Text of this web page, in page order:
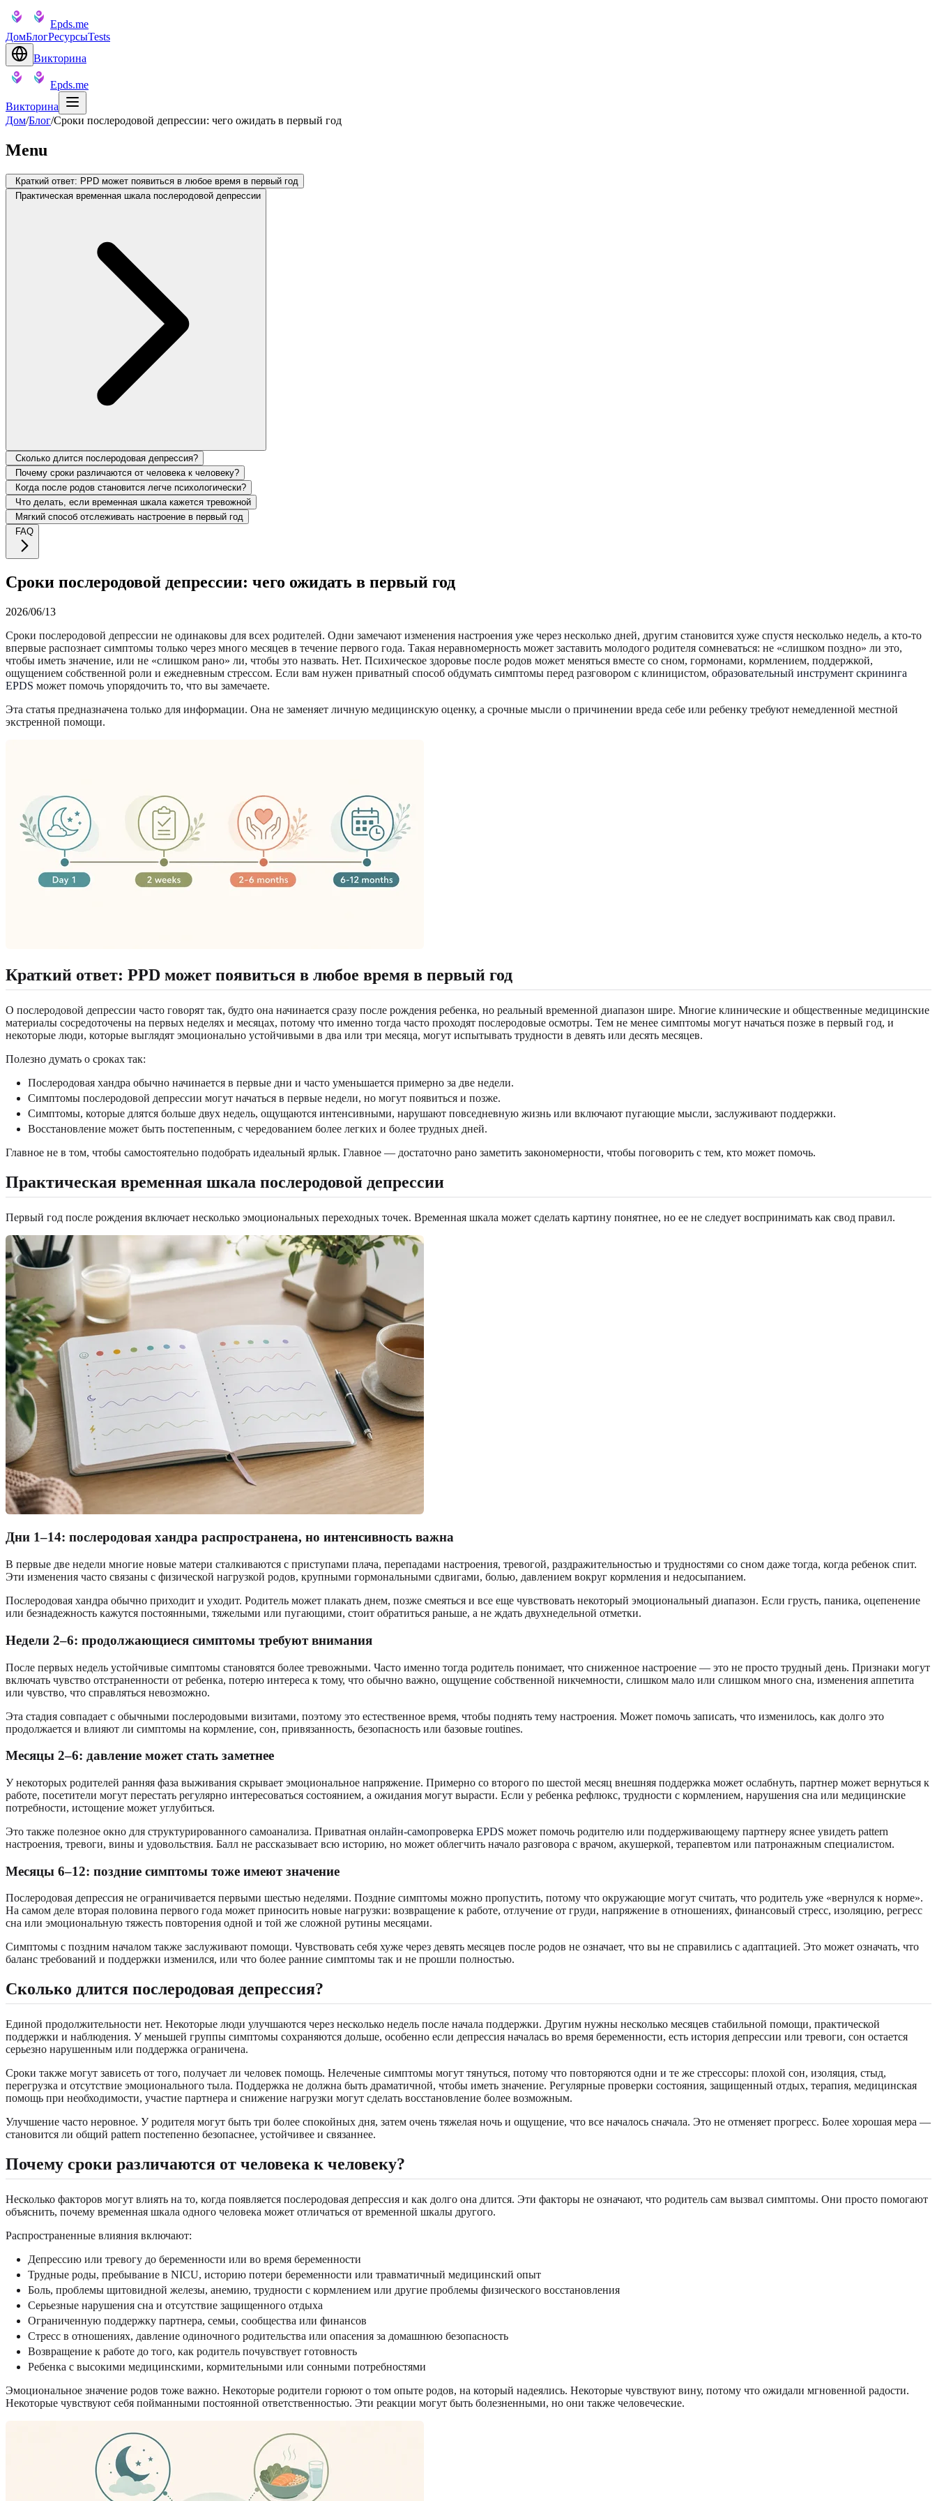
Epds.me
ДомБлогРесурсыTests
Викторина
Epds.me
Викторина
Дом/Блог/Сроки послеродовой депрессии: чего ожидать в первый год
Menu
Краткий ответ: PPD может появиться в любое время в первый год
Практическая временная шкала послеродовой депрессии
Сколько длится послеродовая депрессия?
Почему сроки различаются от человека к человеку?
Когда после родов становится легче психологически?
Что делать, если временная шкала кажется тревожной
Мягкий способ отслеживать настроение в первый год
FAQ
Сроки послеродовой депрессии: чего ожидать в первый год
2026/06/13
Сроки послеродовой депрессии не одинаковы для всех родителей. Одни замечают изменения настроения уже через несколько дней, другим становится хуже спустя несколько недель, а кто-то
впервые распознает симптомы только через много месяцев в течение первого года. Такая неравномерность может заставить молодого родителя сомневаться: не «слишком поздно» ли это,
чтобы иметь значение, или не «слишком рано» ли, чтобы это назвать. Нет. Психическое здоровье после родов может меняться вместе со сном, гормонами, кормлением, поддержкой,
ощущением собственной роли и ежедневным стрессом. Если вам нужен приватный способ обдумать симптомы перед разговором с клиницистом, образовательный инструмент скрининга
EPDS может помочь упорядочить то, что вы замечаете.
Эта статья предназначена только для информации. Она не заменяет личную медицинскую оценку, а срочные мысли о причинении вреда себе или ребенку требуют немедленной местной
экстренной помощи.
Краткий ответ: PPD может появиться в любое время в первый год
О послеродовой депрессии часто говорят так, будто она начинается сразу после рождения ребенка, но реальный временной диапазон шире. Многие клинические и общественные медицинские
материалы сосредоточены на первых неделях и месяцах, потому что именно тогда часто проходят послеродовые осмотры. Тем не менее симптомы могут начаться позже в первый год, и
некоторые люди, которые выглядят эмоционально устойчивыми в два или три месяца, могут испытывать трудности в девять или десять месяцев.
Полезно думать о сроках так:
Послеродовая хандра обычно начинается в первые дни и часто уменьшается примерно за две недели.
Симптомы послеродовой депрессии могут начаться в первые недели, но могут появиться и позже.
Симптомы, которые длятся больше двух недель, ощущаются интенсивными, нарушают повседневную жизнь или включают пугающие мысли, заслуживают поддержки.
Восстановление может быть постепенным, с чередованием более легких и более трудных дней.
Главное не в том, чтобы самостоятельно подобрать идеальный ярлык. Главное — достаточно рано заметить закономерности, чтобы поговорить с тем, кто может помочь.
Практическая временная шкала послеродовой депрессии
Первый год после рождения включает несколько эмоциональных переходных точек. Временная шкала может сделать картину понятнее, но ее не следует воспринимать как свод правил.
Дни 1–14: послеродовая хандра распространена, но интенсивность важна
В первые две недели многие новые матери сталкиваются с приступами плача, перепадами настроения, тревогой, раздражительностью и трудностями со сном даже тогда, когда ребенок спит.
Эти изменения часто связаны с физической нагрузкой родов, крупными гормональными сдвигами, болью, давлением вокруг кормления и недосыпанием.
Послеродовая хандра обычно приходит и уходит. Родитель может плакать днем, позже смеяться и все еще чувствовать некоторый эмоциональный диапазон. Если грусть, паника, оцепенение
или безнадежность кажутся постоянными, тяжелыми или пугающими, стоит обратиться раньше, а не ждать двухнедельной отметки.
Недели 2–6: продолжающиеся симптомы требуют внимания
После первых недель устойчивые симптомы становятся более тревожными. Часто именно тогда родитель понимает, что сниженное настроение — это не просто трудный день. Признаки могут
включать чувство отстраненности от ребенка, потерю интереса к тому, что обычно важно, ощущение собственной никчемности, слишком мало или слишком много сна, изменения аппетита
или чувство, что справляться невозможно.
Эта стадия совпадает с обычными послеродовыми визитами, поэтому это естественное время, чтобы поднять тему настроения. Может помочь записать, что изменилось, как долго это
продолжается и влияют ли симптомы на кормление, сон, привязанность, безопасность или базовые routines.
Месяцы 2–6: давление может стать заметнее
У некоторых родителей ранняя фаза выживания скрывает эмоциональное напряжение. Примерно со второго по шестой месяц внешняя поддержка может ослабнуть, партнер может вернуться к
работе, посетители могут перестать регулярно интересоваться состоянием, а ожидания могут вырасти. Если у ребенка рефлюкс, трудности с кормлением, нарушения сна или медицинские
потребности, истощение может углубиться.
Это также полезное окно для структурированного самоанализа. Приватная онлайн-самопроверка EPDS может помочь родителю или поддерживающему партнеру яснее увидеть pattern
настроения, тревоги, вины и удовольствия. Балл не рассказывает всю историю, но может облегчить начало разговора с врачом, акушеркой, терапевтом или патронажным специалистом.
Месяцы 6–12: поздние симптомы тоже имеют значение
Послеродовая депрессия не ограничивается первыми шестью неделями. Поздние симптомы можно пропустить, потому что окружающие могут считать, что родитель уже «вернулся к норме».
На самом деле вторая половина первого года может приносить новые нагрузки: возвращение к работе, отлучение от груди, напряжение в отношениях, финансовый стресс, изоляцию, регресс
сна или эмоциональную тяжесть повторения одной и той же сложной рутины месяцами.
Симптомы с поздним началом также заслуживают помощи. Чувствовать себя хуже через девять месяцев после родов не означает, что вы не справились с адаптацией. Это может означать, что
баланс требований и поддержки изменился, или что более ранние симптомы так и не прошли полностью.
Сколько длится послеродовая депрессия?
Единой продолжительности нет. Некоторые люди улучшаются через несколько недель после начала поддержки. Другим нужны несколько месяцев стабильной помощи, практической
поддержки и наблюдения. У меньшей группы симптомы сохраняются дольше, особенно если депрессия началась во время беременности, есть история депрессии или тревоги, сон остается
серьезно нарушенным или поддержка ограничена.
Сроки также могут зависеть от того, получает ли человек помощь. Нелеченые симптомы могут тянуться, потому что повторяются одни и те же стрессоры: плохой сон, изоляция, стыд,
перегрузка и отсутствие эмоционального тыла. Поддержка не должна быть драматичной, чтобы иметь значение. Регулярные проверки состояния, защищенный отдых, терапия, медицинская
помощь при необходимости, участие партнера и снижение нагрузки могут сделать восстановление более возможным.
Улучшение часто неровное. У родителя могут быть три более спокойных дня, затем очень тяжелая ночь и ощущение, что все началось сначала. Это не отменяет прогресс. Более хорошая мера —
становится ли общий pattern постепенно безопаснее, устойчивее и связаннее.
Почему сроки различаются от человека к человеку?
Несколько факторов могут влиять на то, когда появляется послеродовая депрессия и как долго она длится. Эти факторы не означают, что родитель сам вызвал симптомы. Они просто помогают
объяснить, почему временная шкала одного человека может отличаться от временной шкалы другого.
Распространенные влияния включают:
Депрессию или тревогу до беременности или во время беременности
Трудные роды, пребывание в NICU, историю потери беременности или травматичный медицинский опыт
Боль, проблемы щитовидной железы, анемию, трудности с кормлением или другие проблемы физического восстановления
Серьезные нарушения сна и отсутствие защищенного отдыха
Ограниченную поддержку партнера, семьи, сообщества или финансов
Стресс в отношениях, давление одиночного родительства или опасения за домашнюю безопасность
Возвращение к работе до того, как родитель почувствует готовность
Ребенка с высокими медицинскими, кормительными или сонными потребностями
Эмоциональное значение родов тоже важно. Некоторые родители горюют о том опыте родов, на который надеялись. Некоторые чувствуют вину, потому что ожидали мгновенной радости.
Некоторые чувствуют себя пойманными постоянной ответственностью. Эти реакции могут быть болезненными, но они также человеческие.